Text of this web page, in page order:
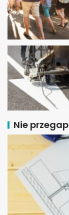
Nie przegap